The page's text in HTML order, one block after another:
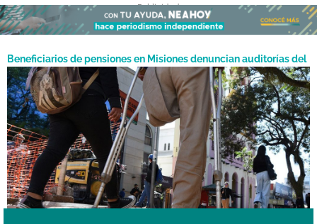
- Publicidad -
Beneficiarios de pensiones en Misiones denuncian auditorías del
Gobierno nacional hechas por militantes libertarios y certificados
rechazados
Septiembre 2, 2025